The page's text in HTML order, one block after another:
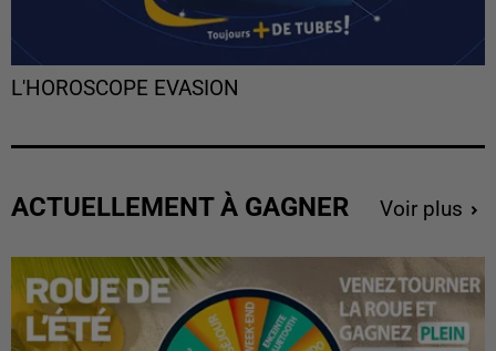
L'HOROSCOPE EVASION
ACTUELLEMENT À GAGNER Voir plus